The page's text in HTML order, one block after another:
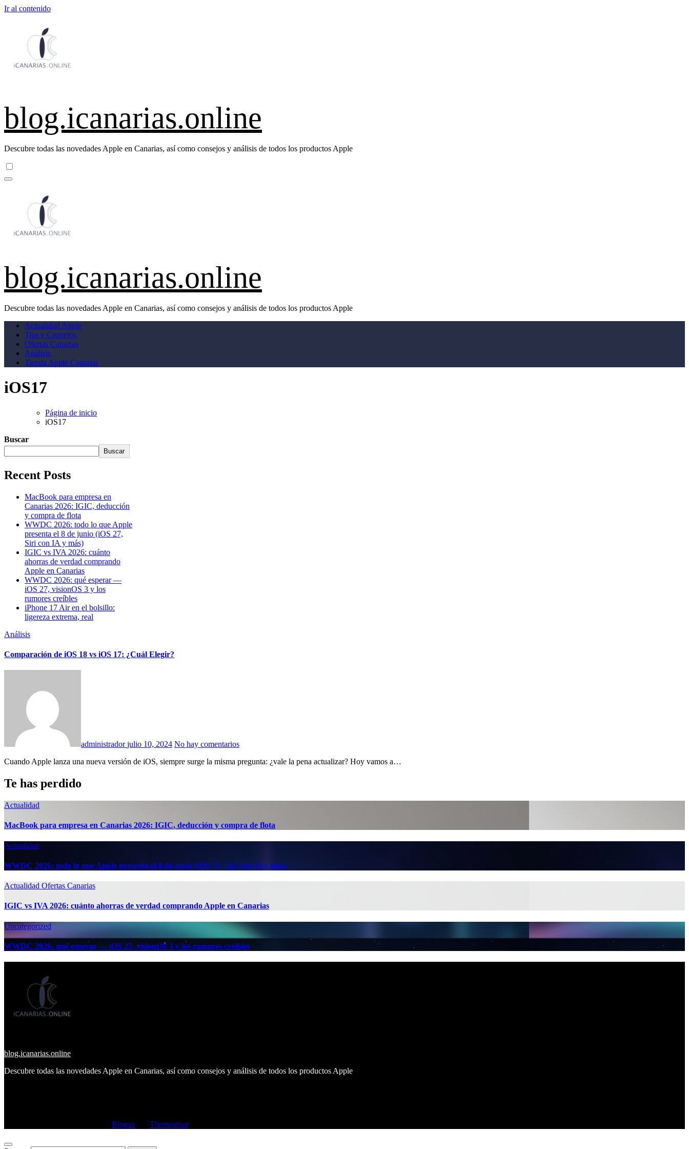
Ir al contenido
blog.icanarias.online
Descubre todas las novedades Apple en Canarias, así como consejos y análisis de todos los productos Apple
blog.icanarias.online
Descubre todas las novedades Apple en Canarias, así como consejos y análisis de todos los productos Apple
Actualidad Apple
Tips y Consejos
Ofertas Canarias
Análisis
Tienda Apple Canarias
iOS17
Página de inicio
iOS17
Buscar
Buscar
Recent Posts
MacBook para empresa en
Canarias 2026: IGIC, deducción
y compra de flota
WWDC 2026: todo lo que Apple
presenta el 8 de junio (iOS 27,
Siri con IA y más)
IGIC vs IVA 2026: cuánto
ahorras de verdad comprando
Apple en Canarias
WWDC 2026: qué esperar —
iOS 27, visionOS 3 y los
rumores creíbles
iPhone 17 Air en el bolsillo:
ligereza extrema, real
Análisis
Comparación de iOS 18 vs iOS 17: ¿Cuál Elegir?
administradorjulio 10, 2024 No hay comentarios
Cuando Apple lanza una nueva versión de iOS, siempre surge la misma pregunta: ¿vale la pena actualizar? Hoy vamos a…
Te has perdido
Actualidad
MacBook para empresa en Canarias 2026: IGIC, deducción y compra de flota
Actualidad
WWDC 2026: todo lo que Apple presenta el 8 de junio (iOS 27, Siri con IA y más)
Actualidad Ofertas Canarias
IGIC vs IVA 2026: cuánto ahorras de verdad comprando Apple en Canarias
Uncategorized
WWDC 2026: qué esperar — iOS 27, visionOS 3 y los rumores creíbles
blog.icanarias.online
Descubre todas las novedades Apple en Canarias, así como consejos y análisis de todos los productos Apple
Blogus Themeansar.